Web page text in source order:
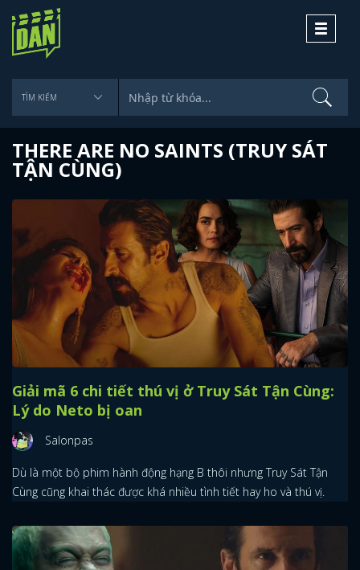
Toggle
THERE ARE NO SAINTS (TRUY SÁT
TẬN CÙNG)
Giải mã 6 chi tiết thú vị ở Truy Sát Tận Cùng:
Lý do Neto bị oan
Salonpas
Dù là một bộ phim hành động hạng B thôi nhưng Truy Sát Tận
Cùng cũng khai thác được khá nhiều tình tiết hay ho và thú vị.